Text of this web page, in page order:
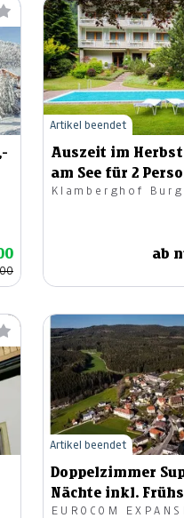
Auszeit im
am See für 2
Klamberghof
ab
Artikel beendet
Doppelzimmer
Nächte inkl.
EUROCOM
Artikel beendet